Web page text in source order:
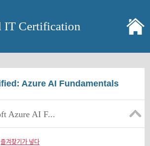
IT Certification
Azure AI Fundamentals
Azure AI F...
즐겨찾기가 넣다